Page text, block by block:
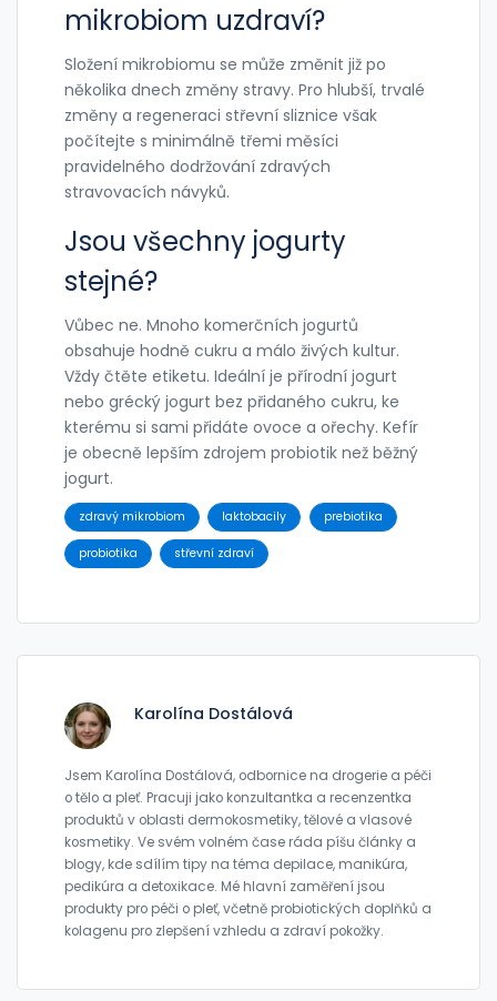
mikrobiom uzdraví?
Složení mikrobiomu se může změnit již po
několika dnech změny stravy. Pro hlubší, trvalé
změny a regeneraci střevní sliznice však
počítejte s minimálně třemi měsíci
pravidelného dodržování zdravých
stravovacích návyků.
Jsou všechny jogurty
stejné?
Vůbec ne. Mnoho komerčních jogurtů
obsahuje hodně cukru a málo živých kultur.
Vždy čtěte etiketu. Ideální je přírodní jogurt
nebo grécký jogurt bez přidaného cukru, ke
kterému si sami přidáte ovoce a ořechy. Kefír
je obecně lepším zdrojem probiotik než běžný
jogurt.
zdravý mikrobiom laktobacily prebiotika
probiotika střevní zdraví
Karolína Dostálová
Jsem Karolína Dostálová, odbornice na drogerie a péči
o tělo a pleť. Pracuji jako konzultantka a recenzentka
produktů v oblasti dermokosmetiky, tělové a vlasové
kosmetiky. Ve svém volném čase ráda píšu články a
blogy, kde sdílím tipy na téma depilace, manikúra,
pedikúra a detoxikace. Mé hlavní zaměření jsou
produkty pro péči o pleť, včetně probiotických doplňků a
kolagenu pro zlepšení vzhledu a zdraví pokožky.